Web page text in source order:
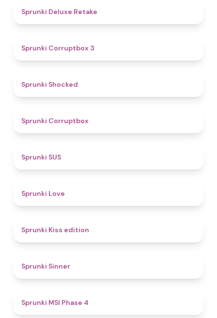
Sprunki Deluxe Retake
Sprunki Corruptbox 3
Sprunki Shocked
Sprunki Corruptbox
Sprunki SUS
Sprunki Love
Sprunki Kiss edition
Sprunki Sinner
Sprunki MSI Phase 4